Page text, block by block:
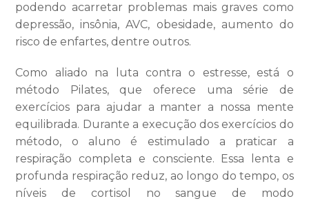
podendo acarretar problemas mais graves como
depressão, insônia, AVC, obesidade, aumento do
risco de enfartes, dentre outros.
Como aliado na luta contra o estresse, está o
método Pilates, que oferece uma série de
exercícios para ajudar a manter a nossa mente
equilibrada. Durante a execução dos exercícios do
método, o aluno é estimulado a praticar a
respiração completa e consciente. Essa lenta e
profunda respiração reduz, ao longo do tempo, os
níveis de cortisol no sangue de modo